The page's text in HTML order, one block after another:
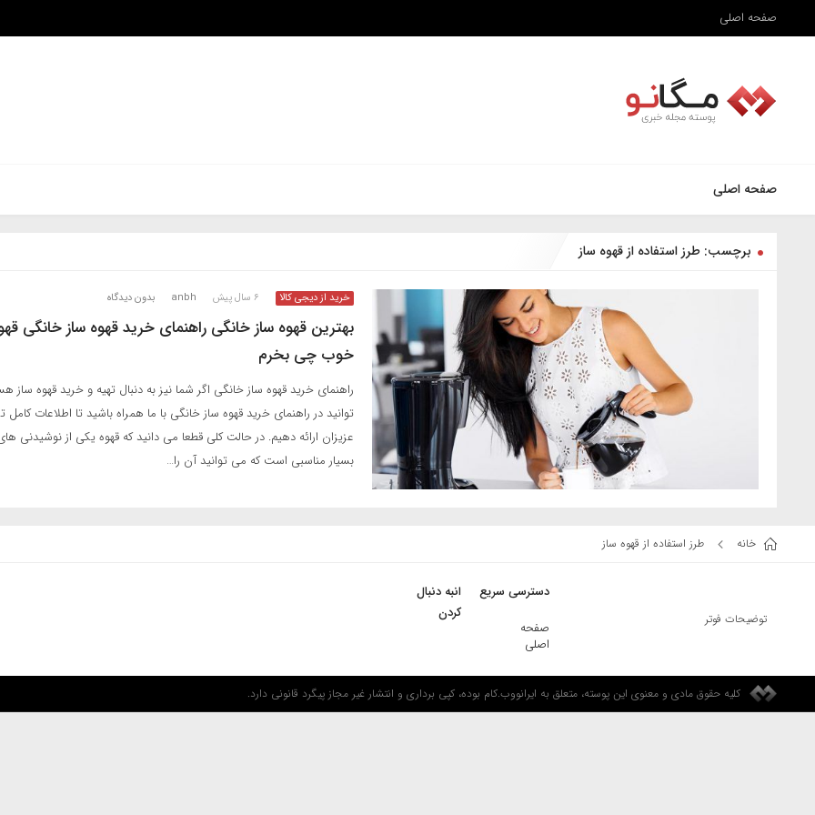
صفحه اصلی
صفحه اصلی
برچسب: طرز استفاده از قهوه ساز
خرید از دیجی کالا ۶ سال پیش anbh بدون دیدگاه
بهترین قهوه ساز خانگی راهنمای خرید قهوه ساز خانگی
خوب چی بخرم
راهنمای خرید قهوه ساز خانگی اگر شما نیز به دنبال تهیه و خرید قهوه ساز
توانید در راهنمای خرید قهوه ساز خانگی با ما همراه باشید تا اطلاعات کامل
عزیزان ارائه دهیم. در حالت کلی قطعا می دانید که قهوه یکی از نوشیدنی
بسیار مناسبی است که می توانید آن را…
خانه طرز استفاده از قهوه ساز
توضیحات فوتر
دسترسی سریع
صفحه
اصلی
انبه دنبال
کردن
کلیه حقوق مادی و معنوی این پوسته، متعلق به ایرانووب.کام بوده، کپی برداری و انتشار غیر مجاز پیگرد قانونی دارد.